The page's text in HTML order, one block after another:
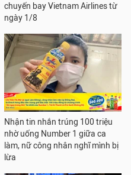
chuyến bay Vietnam Airlines từ
ngày 1/8
Nhận tin nhắn trúng 100 triệu
nhờ uống Number 1 giữa ca
làm, nữ công nhân nghĩ mình bị
lừa